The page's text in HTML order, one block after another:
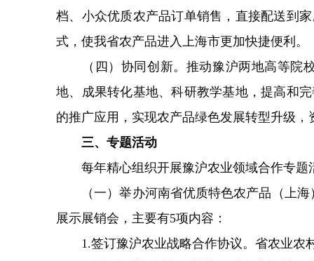
档、小众优质农产品订单销售，直接配送到
式，使我省农产品进入上海市更加快捷便利。
（四）协同创新。推动豫沪两地高等院校
地、成果转化基地、科研教学基地，提高和
的推广应用，实现农产品绿色发展转型升级
三、专题活动
每年精心组织开展豫沪农业领域合作专题
（一）举办河南省优质特色农产品（上海
展示展销会，主要有5项内容：
1.签订豫沪农业战略合作协议。省农业农